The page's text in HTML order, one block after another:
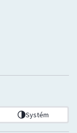
Systém